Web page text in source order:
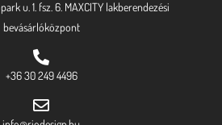
u. 1. fsz. 6. MAXCITY lakberendezési
bevásárlóközpont
+36 30 249 4496